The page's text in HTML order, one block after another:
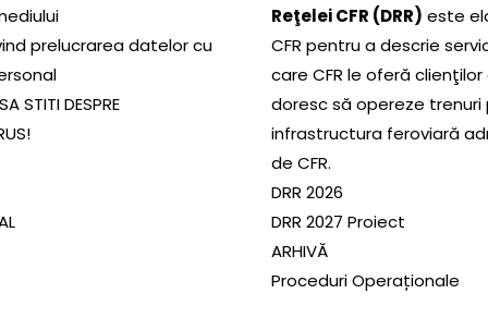
prelucrarea datelor cu
STITI DESPRE
Reţelei CFR (DRR) este
CFR pentru a descrie
care CFR le oferă
doresc să opereze trenuri
infrastructura feroviară
de CFR.
DRR 2026
DRR 2027 Proiect
ARHIVĂ
Proceduri Operaționale